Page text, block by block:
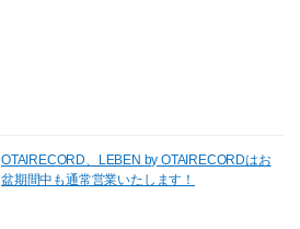
OTAIRECORD、LEBEN by OTAIRECORDはお
盆期間中も通常営業いたします！